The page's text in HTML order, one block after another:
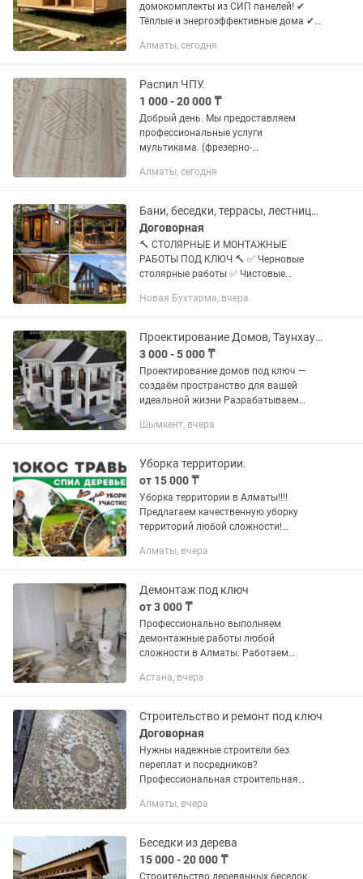
домокомплекты из СИП панелей! ✔
Тёплые и энергоэффективные дома ✔
года ✔ Отличная шумоизоляция и
✔...
Алматы, сегодня
Распил ЧПУ.
1 000 - 20 000 ₸
Добрый день. Мы предоставляем
профессиональные услуги
мультикама. (фрезерно-
резка и гравировка, декоративные 3Д
фрезеровки и...
Алматы, сегодня
Бани, беседки, террасы, лестницы под ключ
Договорная
🔨 СТОЛЯРНЫЕ И МОНТАЖНЫЕ
РАБОТЫ ПОД КЛЮЧ 🔨 ✅ Черновые
столярные работы ✅ Чистовые
строительство ✅ Изготовление и
Монтаж электрики ✅ Обшивка...
Новая Бухтарма, вчера
Проектирование Домов, Таунхаусов, Коттеджей, Коммерческих объектов
3 000 - 5 000 ₸
Проектирование домов под ключ —
создаём пространство для вашей
идеальной жизни Разрабатываем
домов любой сложности: от уютных
современных двух- и...
Шымкент, вчера
Уборка территории.
от 15 000 ₸
Уборка территории в Алматы!!!!
Предлагаем качественную уборку
территорий любой сложности!
придомовой территории. Сбор и вывоз
Алматы, вчера
Демонтаж под ключ
от 3 000 ₸
Профессионально выполняем
демонтажные работы любой
сложности в Алматы. Работаем
техники безопасности.
реконструкцию или...
Астана, вчера
Строительство и ремонт под ключ
Договорная
Нужны надежные строители без
переплат и посредников?
Профессиональная строительная
сложности — от мелкого ремонта до
аккуратно,...
Алматы, вчера
Беседки из дерева
15 000 - 20 000 ₸
Строительство деревянных беседок